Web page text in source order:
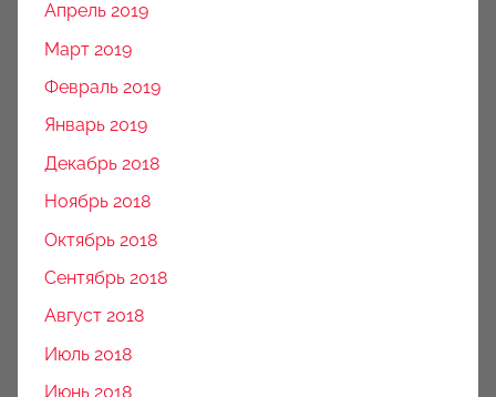
Апрель 2019
Март 2019
Февраль 2019
Январь 2019
Декабрь 2018
Ноябрь 2018
Октябрь 2018
Сентябрь 2018
Август 2018
Июль 2018
Июнь 2018